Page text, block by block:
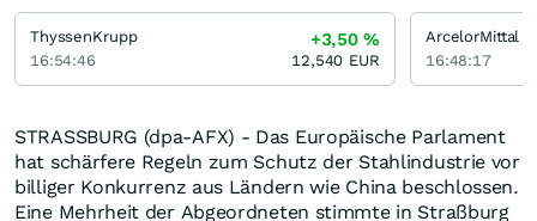
STRASSBURG (dpa-AFX) - Das Europäische Parlament
hat schärfere Regeln zum Schutz der Stahlindustrie vor
billiger Konkurrenz aus Ländern wie China beschlossen.
Eine Mehrheit der Abgeordneten stimmte in Straßburg
ThyssenKrupp
16:54:46
+3,50%
12,540 EUR
ArcelorMittal
16:48:17